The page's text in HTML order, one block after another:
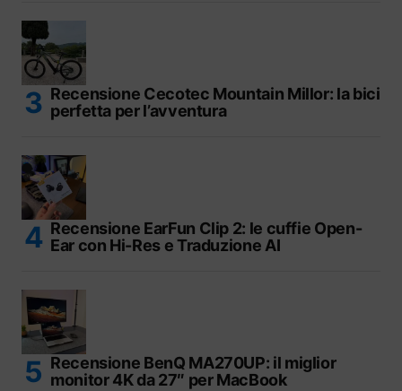
Recensione Cecotec Mountain Millor: la bici
perfetta per l’avventura
Recensione EarFun Clip 2: le cuffie Open-
Ear con Hi-Res e Traduzione AI
Recensione BenQ MA270UP: il miglior
monitor 4K da 27″ per MacBook